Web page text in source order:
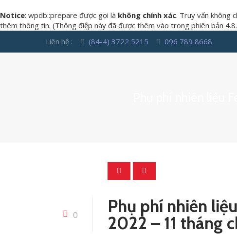
Notice: wpdb::prepare được gọi là không chính xác. Truy vấn không
thêm thông tin. (Thông điệp này đã được thêm vào trong phiên bản
Liên hệ :
(84-4) 3722 5215 096 789 8668
0
Phụ phí nhiên
2022 – 11 tháng